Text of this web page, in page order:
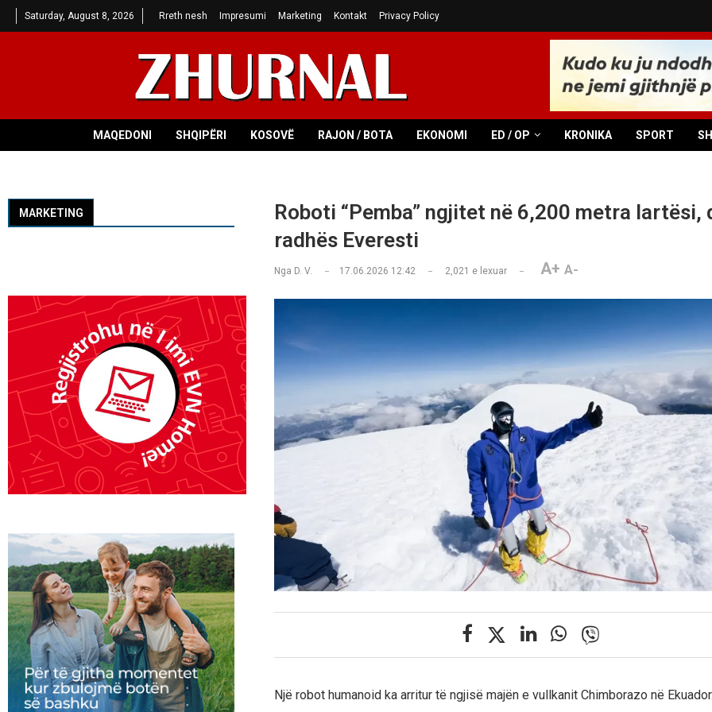
Saturday, August 8, 2026 Rreth nesh Impresumi Marketing Kontakt Privacy Policy
MAQEDONI SHQIPËRI KOSOVË RAJON / BOTA EKONOMI ED / OP KRONIKA SPORT
Roboti “Pemba” ngjitet në 6,200 metra lartësi,
radhës Everesti
Nga D. V. 17.06.2026 12:42 2,021 e lexuar A+ A-
Një robot humanoid ka arritur të ngjisë majën e vullkanit Chimborazo në
MARKETING